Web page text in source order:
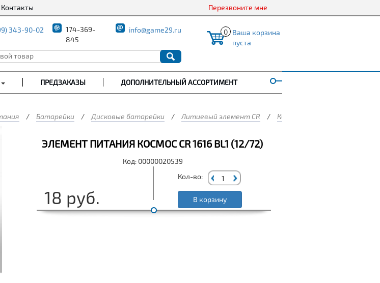
Контакты Перезвоните мне
343-90-02
174-369-
845
info@game29.ru 0 Ваша корзина
пуста
ПРЕДЗАКАЗЫ ДОПОЛНИТЕЛЬНЫЙ АССОРТИМЕНТ
/ Батарейки / Дисковые батарейки / Литиевый элемент CR / КОСМОС
ЭЛЕМЕНТ ПИТАНИЯ КОСМОС CR 1616 BL1 (12/72)
Код: 00000020539
18 руб.
Кол-во:
В корзину